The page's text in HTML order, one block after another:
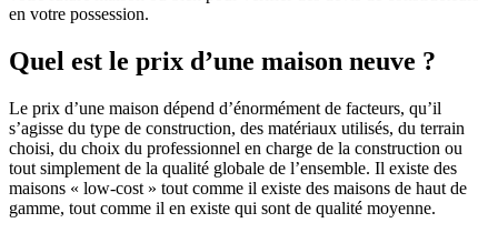
en votre possession.
Quel est le prix d’une maison neuve ?
Le prix d’une maison dépend d’énormément de facteurs, qu’il
s’agisse du type de construction, des matériaux utilisés, du terrain
choisi, du choix du professionnel en charge de la construction ou
tout simplement de la qualité globale de l’ensemble. Il existe des
maisons « low-cost » tout comme il existe des maisons de haut de
gamme, tout comme il en existe qui sont de qualité moyenne.